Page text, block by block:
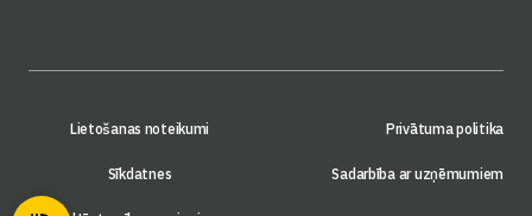
Lietošanas noteikumi Privātuma politika
Sīkdatnes Sadarbība ar uzņēmumiem